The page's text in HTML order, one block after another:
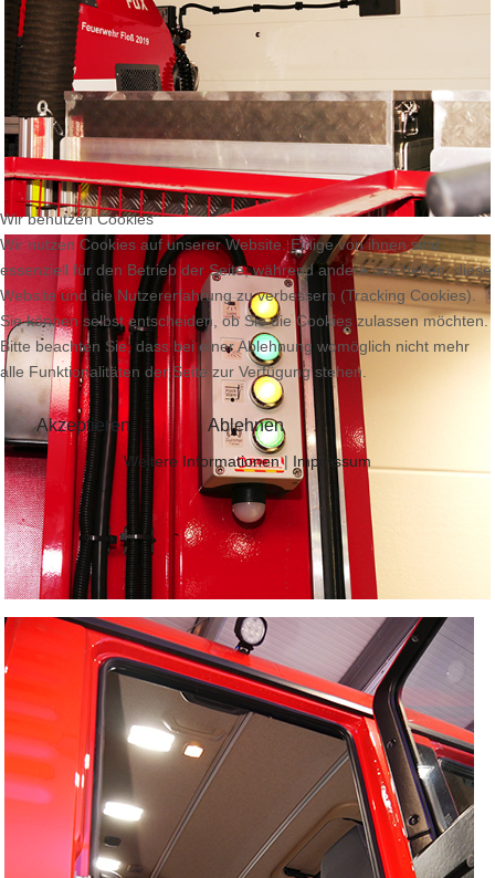
Wir benutzen Cookies
Wir nutzen Cookies auf unserer Website. Einige von ihnen sind
essenziell für den Betrieb der Seite, während andere uns helfen, diese
Website und die Nutzererfahrung zu verbessern (Tracking Cookies).
Sie können selbst entscheiden, ob Sie die Cookies zulassen möchten.
Bitte beachten Sie, dass bei einer Ablehnung womöglich nicht mehr
alle Funktionalitäten der Seite zur Verfügung stehen.
Akzeptieren Ablehnen
Weitere Informationen| Impressum